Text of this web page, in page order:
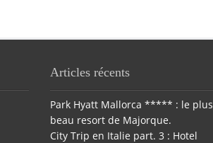
Articles récents
Park Hyatt Mallorca ***** : le plus
beau resort de Majorque.
City Trip en Italie part. 3 : Hotel